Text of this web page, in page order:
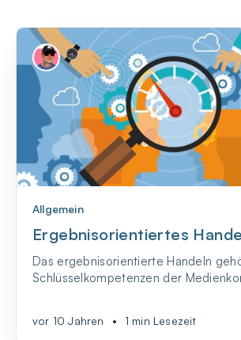
Allgemein
Ergebnisorientiertes
Das ergebnisorientierte Handeln
Schlüsselkompetenzen der
vor 10 Jahren • 1 min Lesezeit